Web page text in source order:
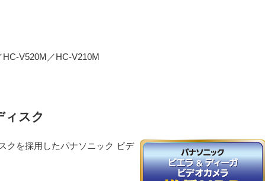
V520M／HC-V210M
ィスク
クを採用したパナソニック ビデ